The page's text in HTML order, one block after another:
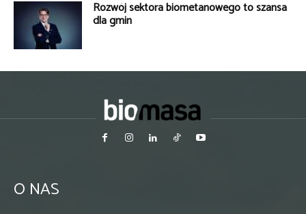
Rozwój sektora biometanowego to szansa
dla gmin
O NAS